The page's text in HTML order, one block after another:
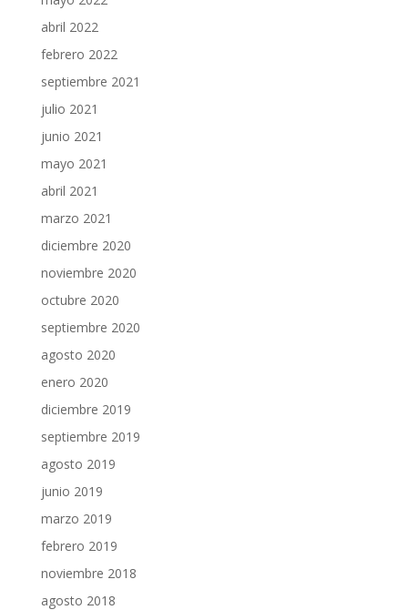
abril 2022
febrero 2022
septiembre 2021
julio 2021
junio 2021
mayo 2021
abril 2021
marzo 2021
diciembre 2020
noviembre 2020
octubre 2020
septiembre 2020
agosto 2020
enero 2020
diciembre 2019
septiembre 2019
agosto 2019
junio 2019
marzo 2019
febrero 2019
noviembre 2018
agosto 2018